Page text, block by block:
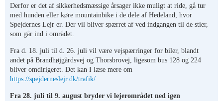
Derfor er det af sikkerhedsmæssige årsager ikke muligt at ride, gå tur
med hunden eller køre mountainbike i de dele af Hedeland, hvor
Spejdernes Lejr er. Der vil bliver spærret af ved indgangen til de stier,
som går ind i området.
Fra d. 18. juli til d. 26. juli vil være vejspærringer for biler, blandt
andet på Brandhøjgårdsvej og Thorsbrovej, ligesom bus 128 og 224
bliver omdirigeret. Det kan I læse mere om
https://spejderneslejr.dk/trafik/
Fra 28. juli til 9. august bryder vi lejerområdet ned igen